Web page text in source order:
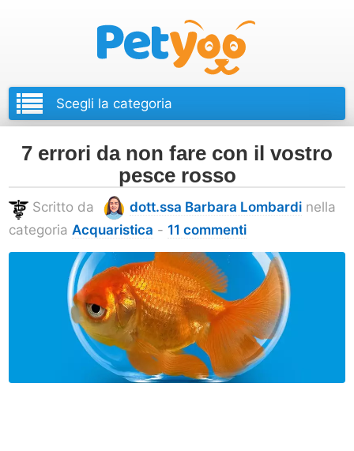
7 errori da non fare con il vostro
pesce rosso
Scritto da dott.ssa Barbara Lombardi nella
categoria Acquaristica - 11 commenti